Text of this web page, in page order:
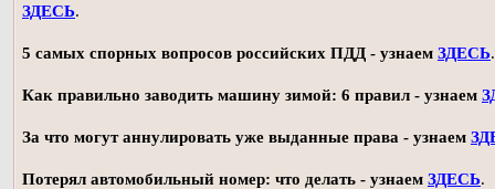
ЗДЕСЬ.
5 самых спорных вопросов российских ПДД - узнаем ЗДЕСЬ.
Как правильно заводить машину зимой: 6 правил - узнаем
За что могут аннулировать уже выданные права - узнаем
Потерял автомобильный номер: что делать - узнаем ЗДЕСЬ.